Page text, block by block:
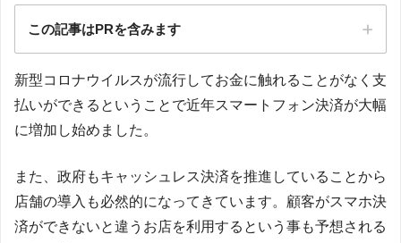
この記事はPRを含みます
新型コロナウイルスが流行してお金に触れることがなく支
払いができるということで近年スマートフォン決済が大幅
に増加し始めました。
また、政府もキャッシュレス決済を推進していることから
店舗の導入も必然的になってきています。顧客がスマホ決
済ができないと違うお店を利用するという事も予想される